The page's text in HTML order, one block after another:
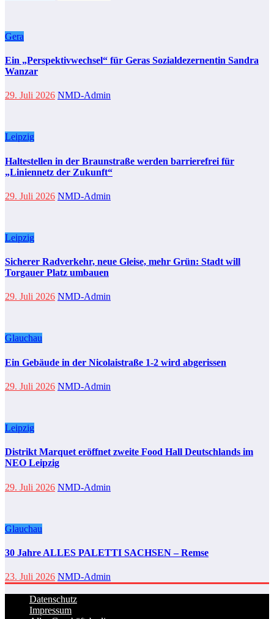
Gera
Ein „Perspektivwechsel“ für Geras Sozialdezernentin Sandra
Wanzar
29. Juli 2026 NMD-Admin
Leipzig
Haltestellen in der Braunstraße werden barrierefrei für
„Liniennetz der Zukunft“
29. Juli 2026 NMD-Admin
Leipzig
Sicherer Radverkehr, neue Gleise, mehr Grün: Stadt will
Torgauer Platz umbauen
29. Juli 2026 NMD-Admin
Glauchau
Ein Gebäude in der Nicolaistraße 1-2 wird abgerissen
29. Juli 2026 NMD-Admin
Leipzig
Distrikt Marquet eröffnet zweite Food Hall Deutschlands im
NEO Leipzig
29. Juli 2026 NMD-Admin
Glauchau
30 Jahre ALLES PALETTI SACHSEN – Remse
23. Juli 2026 NMD-Admin
Datenschutz
Impressum